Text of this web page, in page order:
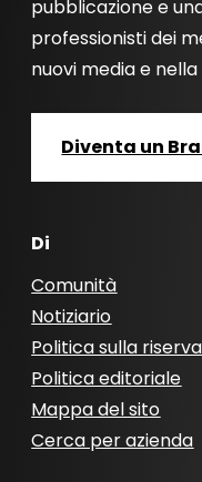
pubblicazione e
professionisti dei
nuovi media e
Diventa un
Di
Comunità
Notiziario
Politica sulla
Politica editoriale
Mappa del sito
Cerca per azienda